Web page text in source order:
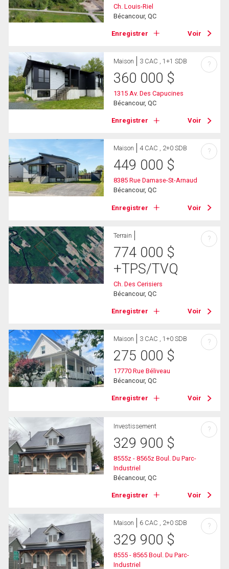
Ch. Louis-Riel
Bécancour, QC
Enregistrer Voir
Maison 3 CAC , 1+1 SDB
360 000 $
1315 Av. Des Capucines
Bécancour, QC
Enregistrer Voir
?
Maison 4 CAC , 2+0 SDB
449 000 $
8385 Rue Damase-St-Arnaud
Bécancour, QC
Enregistrer Voir
?
Terrain
774 000 $
+TPS/TVQ
Ch. Des Cerisiers
Bécancour, QC
Enregistrer Voir
?
Maison 3 CAC , 1+0 SDB
275 000 $
17770 Rue Béliveau
Bécancour, QC
Enregistrer Voir
?
Investissement
329 900 $
8555z - 8565z Boul. Du Parc-
Industriel
Bécancour, QC
Enregistrer Voir
?
Maison 6 CAC , 2+0 SDB
329 900 $
8555 - 8565 Boul. Du Parc-
Industriel
?